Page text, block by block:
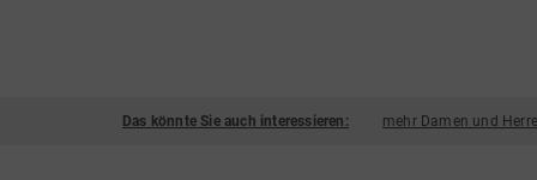
Das könnte Sie auch interessieren: mehr Damen und